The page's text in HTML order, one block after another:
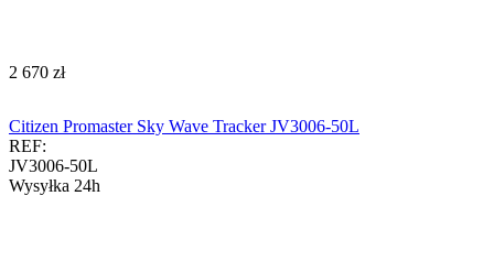
‍2 670‍ zł
Citizen Promaster Sky Wave Tracker JV3006-50L
REF:
JV3006-50L
Wysyłka 24h